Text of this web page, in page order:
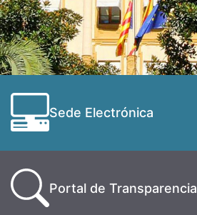
Sede Electrónica
Portal de Transparencia